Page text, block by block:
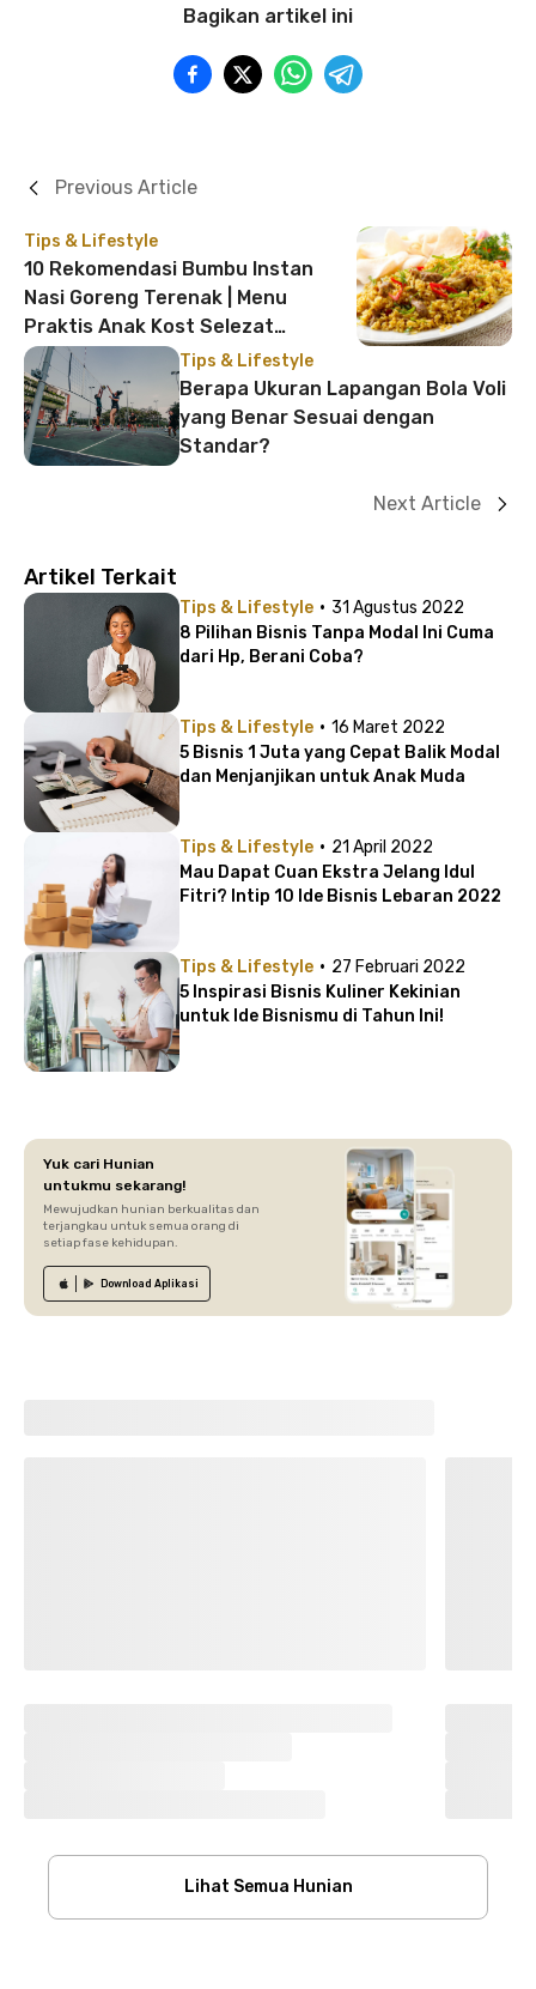
Bagikan artikel ini
Tips & Lifestyle
10 Rekomendasi Bumbu Instan
Nasi Goreng Terenak | Menu
Praktis Anak Kost Selezat
Restoran!
Previous Article
Tips & Lifestyle
Berapa Ukuran Lapangan Bola Voli
yang Benar Sesuai dengan
Standar?
Next Article
Artikel Terkait
Tips & Lifestyle · 31 Agustus 2022
8 Pilihan Bisnis Tanpa Modal Ini Cuma
dari Hp, Berani Coba?
Tips & Lifestyle · 16 Maret 2022
5 Bisnis 1 Juta yang Cepat Balik Modal
dan Menjanjikan untuk Anak Muda
Tips & Lifestyle · 21 April 2022
Mau Dapat Cuan Ekstra Jelang Idul
Fitri? Intip 10 Ide Bisnis Lebaran 2022
Tips & Lifestyle · 27 Februari 2022
5 Inspirasi Bisnis Kuliner Kekinian
untuk Ide Bisnismu di Tahun Ini!
Yuk cari Hunian
untukmu sekarang!
Mewujudkan hunian berkualitas dan
terjangkau untuk semua orang di
setiap fase kehidupan.
Download Aplikasi
Lihat Semua Hunian